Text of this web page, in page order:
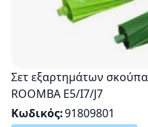
Σετ εξαρτημάτων
ROOMBA E5/I7/J7
Κωδικός 91809801